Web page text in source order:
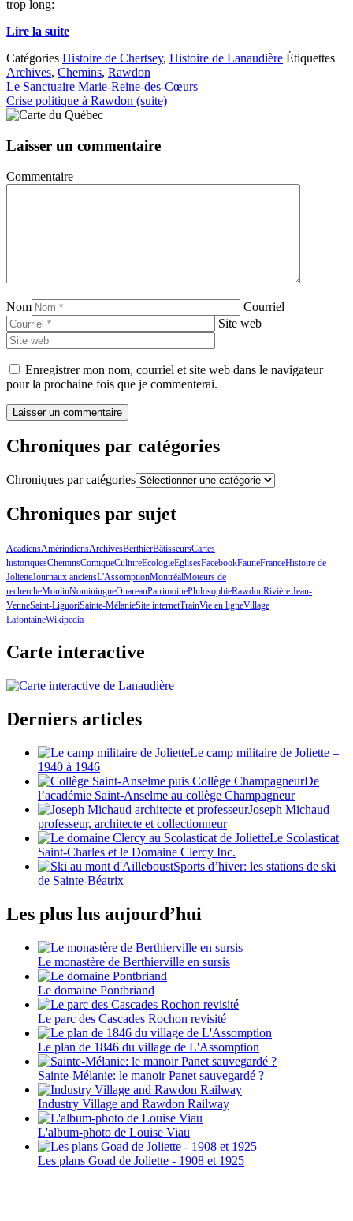
trop long:
Lire la suite
Catégories Histoire de Chertsey, Histoire de Lanaudière Étiquettes
Archives, Chemins, Rawdon
Le Sanctuaire Marie-Reine-des-Cœurs
Crise politique à Rawdon (suite)
Laisser un commentaire
Commentaire
Nom
Courriel
Site web
Enregistrer mon nom, courriel et site web dans le navigateur
pour la prochaine fois que je commenterai.
Chroniques par catégories
Chroniques par catégories
Chroniques par sujet
AcadiensAmérindiensArchivesBerthierBâtisseursCartes
historiquesCheminsComiqueCultureEcologieEglisesFacebookFauneFranceHistoire de
JolietteJournaux anciensL'AssomptionMontréalMoteurs de
rechercheMoulinNominingueOuareauPatrimoinePhilosophieRawdonRivière Jean-
VenneSaint-LiguoriSainte-MélanieSite internetTrainVie en ligneVillage
LafontaineWikipedia
Carte interactive
Derniers articles
Le camp militaire de Joliette –
1940 à 1946
De
l’académie Saint-Anselme au collège Champagneur
Joseph Michaud
professeur, architecte et collectionneur
Le Scolasticat
Saint-Charles et le Domaine Clercy Inc.
Sports d’hiver: les stations de ski
de Sainte-Béatrix
Les plus lus aujourd’hui
Le monastère de Berthierville en sursis
Le domaine Pontbriand
Le parc des Cascades Rochon revisité
Le plan de 1846 du village de L'Assomption
Sainte-Mélanie: le manoir Panet sauvegardé ?
Industry Village and Rawdon Railway
L'album-photo de Louise Viau
Les plans Goad de Joliette - 1908 et 1925